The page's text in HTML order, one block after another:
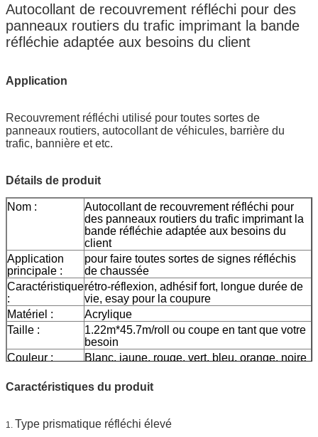
Autocollant de recouvrement réfléchi pour des
panneaux routiers du trafic imprimant la bande
réfléchie adaptée aux besoins du client
Application
Recouvrement réfléchi utilisé pour toutes sortes de
panneaux routiers, autocollant de véhicules, barrière du
trafic, bannière et etc.
Détails de produit
Nom :
Autocollant de recouvrement réfléchi pour
des panneaux routiers du trafic imprimant la
bande réfléchie adaptée aux besoins du
client
Application
principale :
pour faire toutes sortes de signes réfléchis
de chaussée
Caractéristique
:
rétro-réflexion, adhésif fort, longue durée de
vie, esay pour la coupure
Matériel :
Acrylique
Taille :
1.22m*45.7m/roll ou coupe en tant que votre
besoin
Couleur :
Blanc, jaune, rouge, vert, bleu, orange, noire
Papier de
0.13mm
Emballage :
1 petit pain soit emballé dans 1 carton
Échantillon :
le fret de moment d'aperçu gratuit se
Caractéristiques du produit
1. Type prismatique réfléchi élevé